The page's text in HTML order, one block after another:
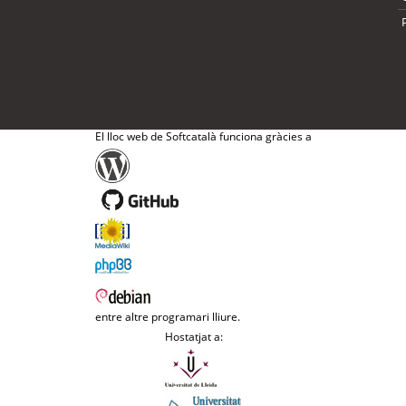
El lloc web de Softcatalà funciona gràcies a
entre altre programari lliure.
Hostatjat a: